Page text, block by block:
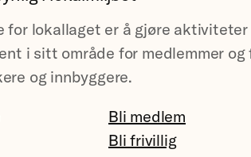
for lokallaget er å gjøre aktiviteter
i sitt område for medlemmer og
og innbyggere.
Bli medlem
Bli frivillig